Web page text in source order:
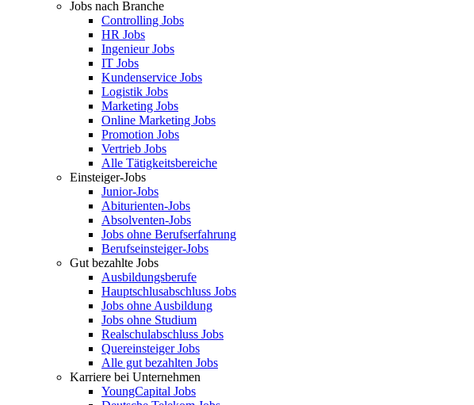
Jobs nach Branche
Controlling Jobs
HR Jobs
Ingenieur Jobs
IT Jobs
Kundenservice Jobs
Logistik Jobs
Marketing Jobs
Online Marketing Jobs
Promotion Jobs
Vertrieb Jobs
Alle Tätigkeitsbereiche
Einsteiger-Jobs
Junior-Jobs
Abiturienten-Jobs
Absolventen-Jobs
Jobs ohne Berufserfahrung
Berufseinsteiger-Jobs
Gut bezahlte Jobs
Ausbildungsberufe
Hauptschlusabschluss Jobs
Jobs ohne Ausbildung
Jobs ohne Studium
Realschulabschluss Jobs
Quereinsteiger Jobs
Alle gut bezahlten Jobs
Karriere bei Unternehmen
YoungCapital Jobs